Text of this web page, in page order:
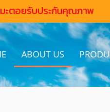
ะตอยรับประกันคุณภาพ
ABOUT US